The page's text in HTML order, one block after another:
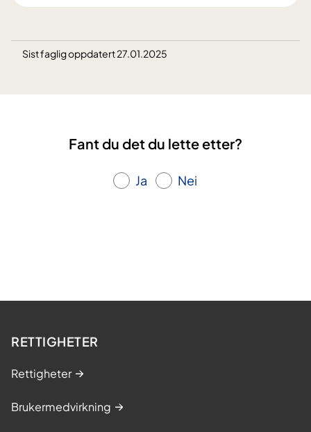
Sist faglig oppdatert 27.01.2025
Fant du det du lette etter?
Ja Nei
RETTIGHETER
Rettigheter
Brukermedvirkning